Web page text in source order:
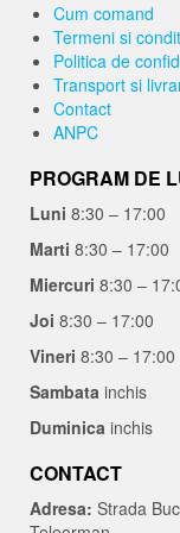
Cum comand
Termeni si
Politica de
Transport si
Contact
ANPC
PROGRAM DE
Luni 8:30 – 17:00
Marti 8:30 – 17:00
Miercuri 8:30 –
Joi 8:30 – 17:00
Vineri 8:30 – 17:00
Sambata inchis
Duminica inchis
CONTACT
Adresa: Strada